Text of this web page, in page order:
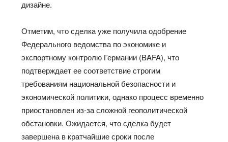
дизайне.
Отметим, что сделка уже получила одобрение
Федерального ведомства по экономике и
экспортному контролю Германии (BAFA), что
подтверждает ее соответствие строгим
требованиям национальной безопасности и
экономической политики, однако процесс временно
приостановлен из-за сложной геополитической
обстановки. Ожидается, что сделка будет
завершена в кратчайшие сроки после